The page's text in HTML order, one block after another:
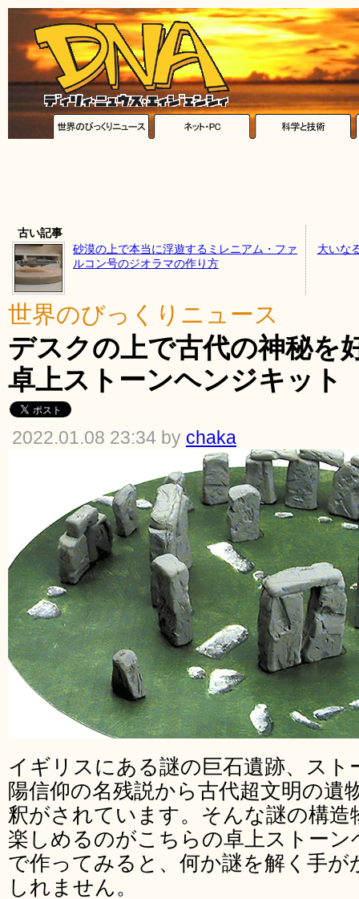
古い記事
砂漠の上で本当に浮遊するミレニアム・ファ
ルコン号のジオラマの作り方
大いな
世界のびっくりニュース
デスクの上で古代の神秘を
卓上ストーンヘンジキット
2022.01.08 23:34 by chaka
イギリスにある謎の巨石遺跡、ス
陽信仰の名残説から古代超文明の遺
釈がされています。そんな謎の構造
楽しめるのがこちらの卓上ストー
で作ってみると、何か謎を解く手
しれません。